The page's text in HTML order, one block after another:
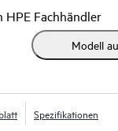
Modul-
Das Modul basiert
Netzwerk wie
SAN. Das integrierte
die Anforderungen
Fachhändler
Modell
Spezifikationen